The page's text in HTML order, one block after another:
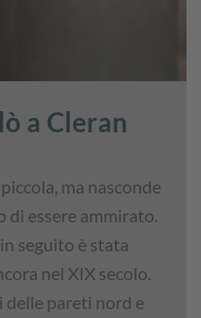
a Cleran
ma nasconde
di essere ammirato.
seguito è stata
nel XIX secolo.
delle pareti nord e